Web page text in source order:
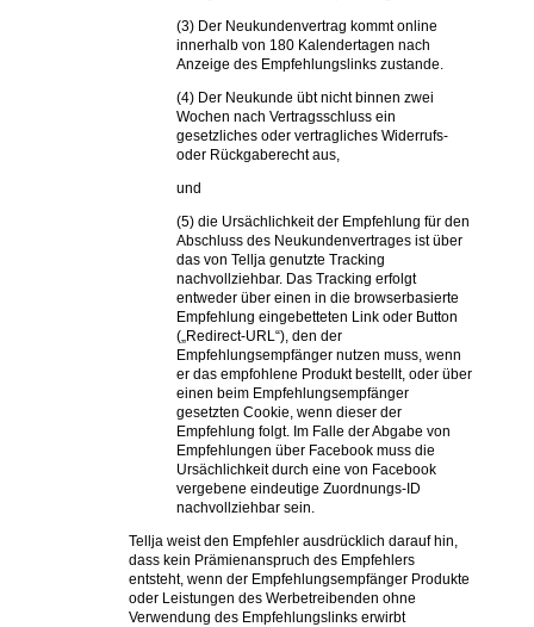
(3) Der Neukundenvertrag kommt online
innerhalb von 180 Kalendertagen nach
Anzeige des Empfehlungslinks zustande.
(4) Der Neukunde übt nicht binnen zwei
Wochen nach Vertragsschluss ein
gesetzliches oder vertragliches Widerrufs-
oder Rückgaberecht aus,
und
(5) die Ursächlichkeit der Empfehlung für den
Abschluss des Neukundenvertrages ist über
das von Tellja genutzte Tracking
nachvollziehbar. Das Tracking erfolgt
entweder über einen in die browserbasierte
Empfehlung eingebetteten Link oder Button
(„Redirect-URL“), den der
Empfehlungsempfänger nutzen muss, wenn
er das empfohlene Produkt bestellt, oder über
einen beim Empfehlungsempfänger
gesetzten Cookie, wenn dieser der
Empfehlung folgt. Im Falle der Abgabe von
Empfehlungen über Facebook muss die
Ursächlichkeit durch eine von Facebook
vergebene eindeutige Zuordnungs-ID
nachvollziehbar sein.
Tellja weist den Empfehler ausdrücklich darauf hin,
dass kein Prämienanspruch des Empfehlers
entsteht, wenn der Empfehlungsempfänger Produkte
oder Leistungen des Werbetreibenden ohne
Verwendung des Empfehlungslinks erwirbt